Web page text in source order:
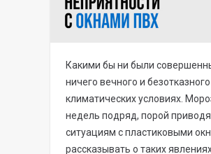
Какими бы ни были
ничего вечного и
климатических условиях.
недель подряд, порой
ситуациям с пластиковыми
рассказывать о таких